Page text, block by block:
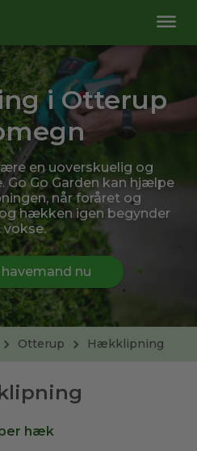
i Otterup
en uoverskuelig og
Go Garden kan hjælpe
når foråret og
hækken igen begynder
vokse.
nu
Otterup Hækklipning
hæk